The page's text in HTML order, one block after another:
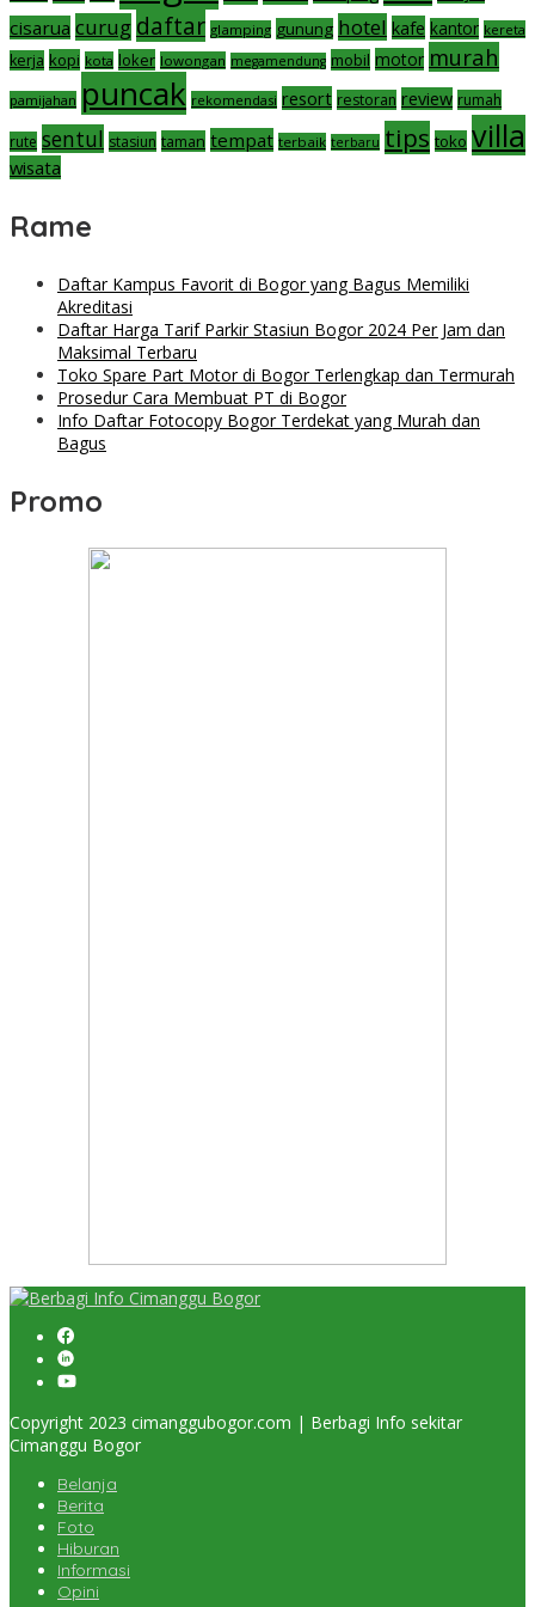
cisarua curug daftar glamping gunung hotel kafe kantor kereta
kerja kopi kota loker lowongan megamendung mobil motor murah
pamijahan puncak rekomendasi resort restoran review rumah
rute sentul stasiun taman tempat terbaik terbaru tips toko villa
wisata
Rame
Daftar Kampus Favorit di Bogor yang Bagus Memiliki
Akreditasi
Daftar Harga Tarif Parkir Stasiun Bogor 2024 Per Jam dan
Maksimal Terbaru
Toko Spare Part Motor di Bogor Terlengkap dan Termurah
Prosedur Cara Membuat PT di Bogor
Info Daftar Fotocopy Bogor Terdekat yang Murah dan
Bagus
Promo
Copyright 2023 cimanggubogor.com | Berbagi Info sekitar
Cimanggu Bogor
Belanja
Berita
Foto
Hiburan
Informasi
Opini